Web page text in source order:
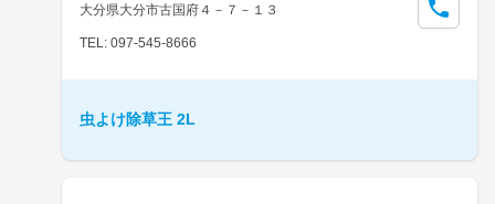
大分県大分市古国府４－７－１３
TEL: 097-545-8666
虫よけ除草王 2L